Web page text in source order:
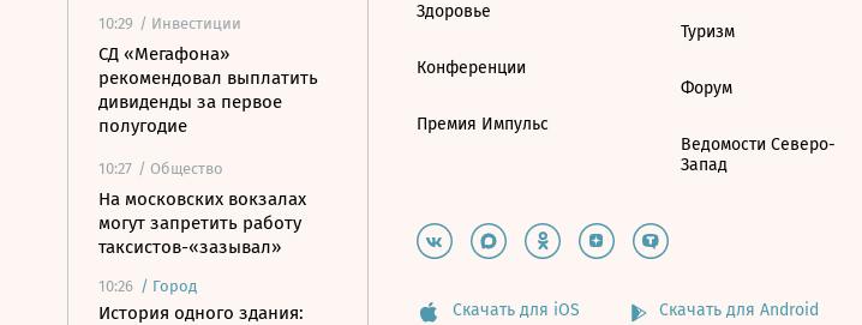
10:29 / Инвестиции
СД «Мегафона»
рекомендовал выплатить
дивиденды за первое
полугодие
10:27 / Общество
На московских вокзалах
могут запретить работу
таксистов-«зазывал»
10:26 / Город
История одного здания:
Здоровье
Конференции
Премия Импульс
Туризм
Форум
Ведомости Северо-
Запад
Скачать для iOS Скачать для Android